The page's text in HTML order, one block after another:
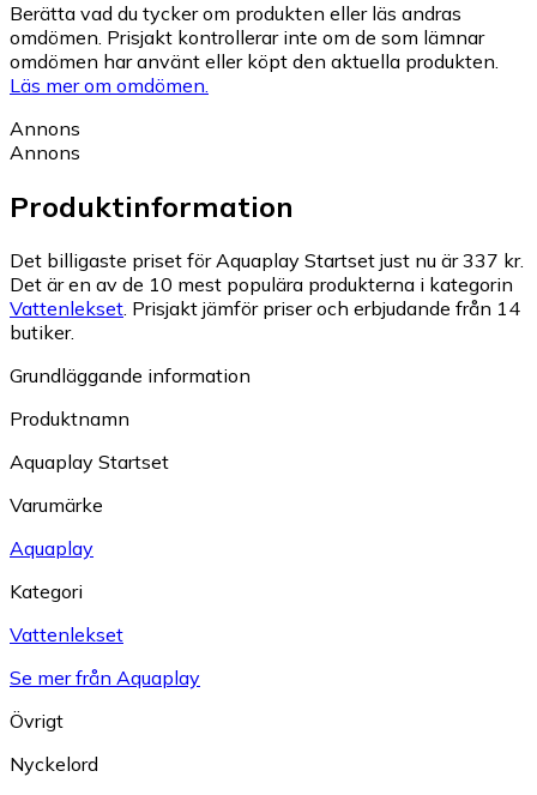
Berätta vad du tycker om produkten eller läs andras
omdömen. Prisjakt kontrollerar inte om de som lämnar
omdömen har använt eller köpt den aktuella produkten.
Läs mer om omdömen.
Annons
Annons
Produktinformation
Det billigaste priset för Aquaplay Startset just nu är 337 kr.
Det är en av de 10 mest populära produkterna i kategorin
Vattenlekset. Prisjakt jämför priser och erbjudande från 14
butiker.
Grundläggande information
Produktnamn
Aquaplay Startset
Varumärke
Aquaplay
Kategori
Vattenlekset
Se mer från Aquaplay
Övrigt
Nyckelord